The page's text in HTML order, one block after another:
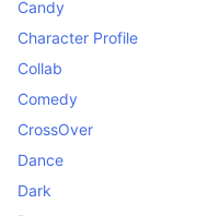
Candy
Character Profile
Collab
Comedy
CrossOver
Dance
Dark